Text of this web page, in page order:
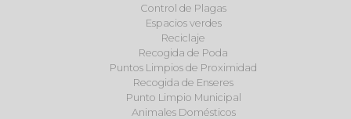
Control de Plagas
Espacios verdes
Reciclaje
Recogida de Poda
Puntos Limpios de Proximidad
Recogida de Enseres
Punto Limpio Municipal
Animales Domésticos